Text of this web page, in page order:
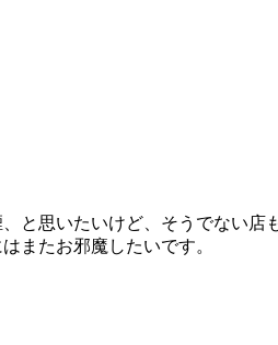
と思いたいけど、そうでない店
またお邪魔したいです。